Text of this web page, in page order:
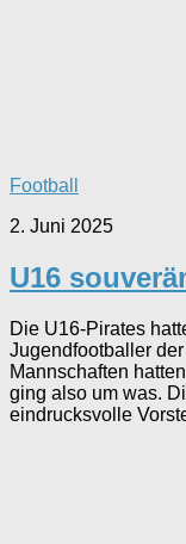
Football
2. Juni 2025
U16
Die U16-Pirates
Jugendfootballer
Mannschaften
ging also um was.
eindrucksvolle